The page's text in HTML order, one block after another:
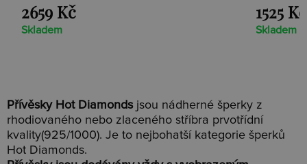
2659 Kč
Skladem
1525 Kč
Skladem
Přívěsky Hot Diamonds jsou nádherné šperky z
rhodiovaného nebo zlaceného stříbra prvotřídní
kvality(925/1000). Je to nejbohatší kategorie šperků
Hot Diamonds.